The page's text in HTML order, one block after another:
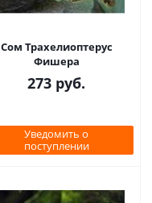
Сом Трахелиоптерус
Фишера
273 руб.
Уведомить о
поступлении